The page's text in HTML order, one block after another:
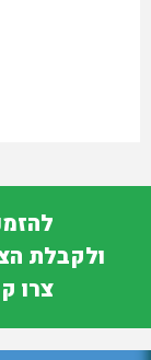
ולקבלת
צרו קשר